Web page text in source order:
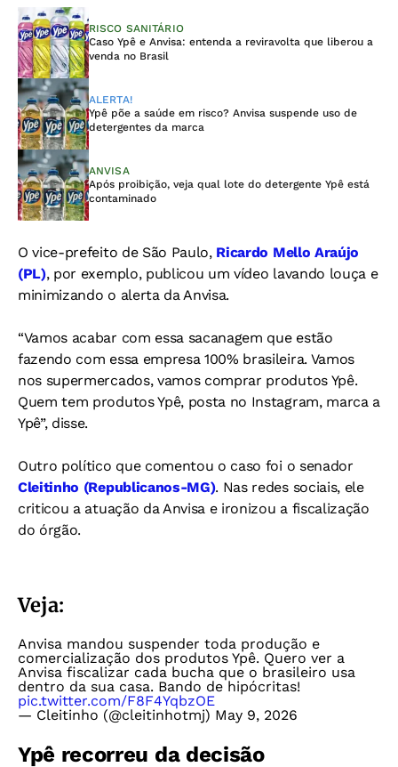
RISCO SANITÁRIO
Caso Ypê e Anvisa: entenda a reviravolta que liberou a
venda no Brasil
ALERTA!
Ypê põe a saúde em risco? Anvisa suspende uso de
detergentes da marca
ANVISA
Após proibição, veja qual lote do detergente Ypê está
contaminado
O vice-prefeito de São Paulo, Ricardo Mello Araújo
(PL), por exemplo, publicou um vídeo lavando louça e
minimizando o alerta da Anvisa.
“Vamos acabar com essa sacanagem que estão
fazendo com essa empresa 100% brasileira. Vamos
nos supermercados, vamos comprar produtos Ypê.
Quem tem produtos Ypê, posta no Instagram, marca a
Ypê”, disse.
Outro político que comentou o caso foi o senador
Cleitinho (Republicanos-MG). Nas redes sociais, ele
criticou a atuação da Anvisa e ironizou a fiscalização
do órgão.
Veja:
Anvisa mandou suspender toda produção e
comercialização dos produtos Ypê. Quero ver a
Anvisa fiscalizar cada bucha que o brasileiro usa
dentro da sua casa. Bando de hipócritas!
pic.twitter.com/F8F4YqbzOE
— Cleitinho (@cleitinhotmj) May 9, 2026
Ypê recorreu da decisão